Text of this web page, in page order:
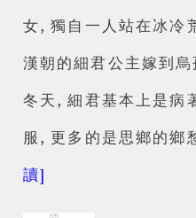
女, 獨自一人站在冰冷
漢朝的細君公主嫁到
冬天, 細君基本上是病
服, 更多的是思鄉的鄉
讀]